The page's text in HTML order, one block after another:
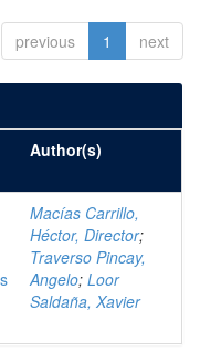
previous 1 next
Author(s)
Macías Carrillo,
Héctor, Director;
Traverso Pincay,
Angelo; Loor
Saldaña, Xavier